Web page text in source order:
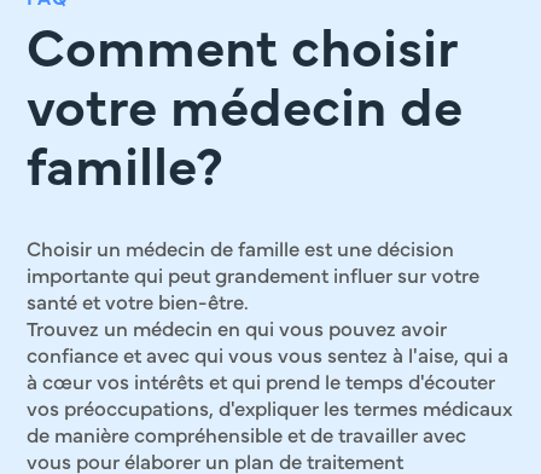
Comment choisir
votre médecin de
famille?
Choisir un médecin de famille est une décision
importante qui peut grandement influer sur votre
santé et votre bien-être.
Trouvez un médecin en qui vous pouvez avoir
confiance et avec qui vous vous sentez à l'aise, qui a
à cœur vos intérêts et qui prend le temps d'écouter
vos préoccupations, d'expliquer les termes médicaux
de manière compréhensible et de travailler avec
vous pour élaborer un plan de traitement